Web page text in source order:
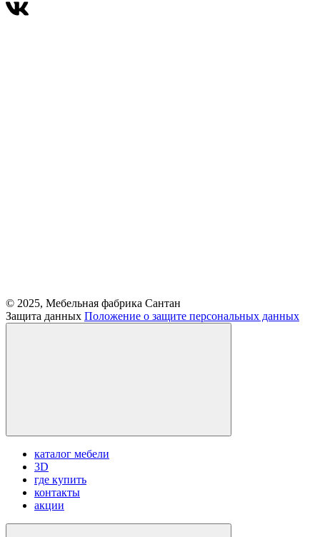
© 2025, Мебельная фабрика Сантан
Защита данных Положение о защите персональных данных
каталог мебели
3D
где купить
контакты
акции